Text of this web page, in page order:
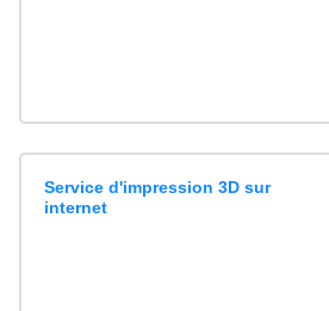
Service d'impression 3D sur
internet